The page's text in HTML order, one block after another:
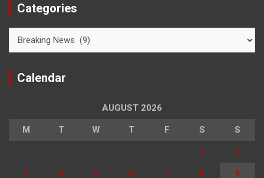
Categories
Calendar
AUGUST 2026
M T W T F S S
1 2
3 4 5 6 7 8 9